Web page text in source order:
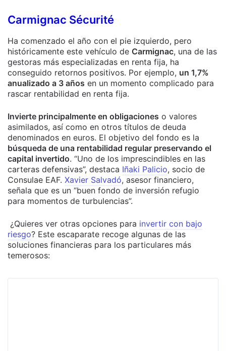
Carmignac Sécurité
Ha comenzado el año con el pie izquierdo, pero
históricamente este vehículo de Carmignac, una de las
gestoras más especializadas en renta fija, ha
conseguido retornos positivos. Por ejemplo, un 1,7%
anualizado a 3 años en un momento complicado para
rascar rentabilidad en renta fija.
Invierte principalmente en obligaciones o valores
asimilados, así como en otros títulos de deuda
denominados en euros. El objetivo del fondo es la
búsqueda de una rentabilidad regular preservando el
capital invertido. “Uno de los imprescindibles en las
carteras defensivas”, destaca Iñaki Palicio, socio de
Consulae EAF. Xavier Salvadó, asesor financiero,
señala que es un “buen fondo de inversión refugio
para momentos de turbulencias”.
¿Quieres ver otras opciones para invertir con bajo
riesgo? Este escaparate recoge algunas de las
soluciones financieras para los particulares más
temerosos: